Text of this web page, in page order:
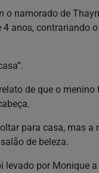
namorado de
anos, contrariando
de que o
para casa, mas a
de beleza.
levado por Monique